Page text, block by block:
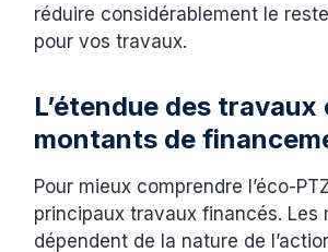
réduire considérablement le
pour vos travaux.
L’étendue des travaux
montants de
Pour mieux comprendre l’éco-
principaux travaux financés. Les
dépendent de la nature de